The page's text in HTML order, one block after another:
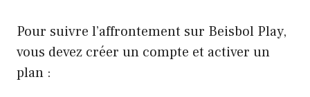
Pour suivre l’affrontement sur Beisbol Play,
vous devez créer un compte et activer un
plan :